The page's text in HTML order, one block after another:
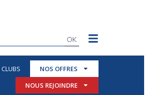
OK
NOS OFFRES
NOUS REJOINDRE